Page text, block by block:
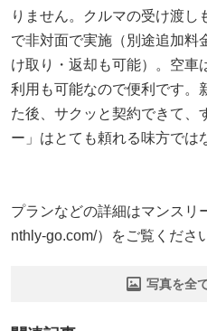
りません。クルマの受け渡
で非対面で実施（別途追加料
け取り・返却も可能）。空車
利用も可能なので便利です。
た後、サクッと契約できて、
ー」はとても頼れる味方では
プランなどの詳細はマンスリ
nthly-go.com/）をご覧くださ
写真を全